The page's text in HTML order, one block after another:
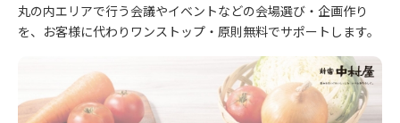
丸の内エリアで行う会議やイベントなどの会場選び・企画作り
を、お客様に代わりワンストップ・原則無料でサポートします。